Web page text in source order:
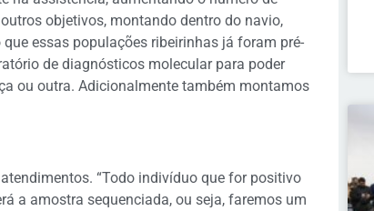
objetivos, montando dentro do navio,
essas populações ribeirinhas já foram pré-
de diagnósticos molecular para poder
ou outra. Adicionalmente também montamos
“Todo indivíduo que for positivo
a amostra sequenciada, ou seja, faremos um